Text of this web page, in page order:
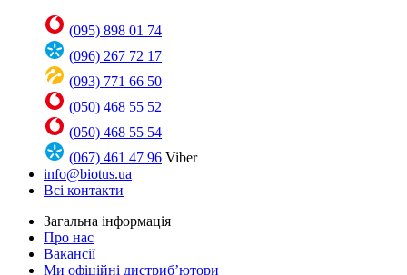
(095) 898 01 74
(096) 267 72 17
(093) 771 66 50
(050) 468 55 52
(050) 468 55 54
(067) 461 47 96 Viber
info@biotus.ua
Всі контакти
Загальна інформація
Про нас
Вакансії
Ми офіційні дистриб’ютори